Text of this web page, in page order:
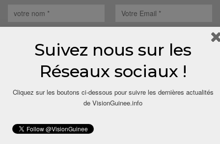
Save my name, email, and website in this browser for the next
Suivez nous sur les
Réseaux sociaux !
Cliquez sur les boutons ci-dessous pour suivre les dernières actualités
de VisionGuinee.info